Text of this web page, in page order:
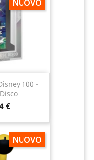
100 -
€
NUOVO
NUOVO